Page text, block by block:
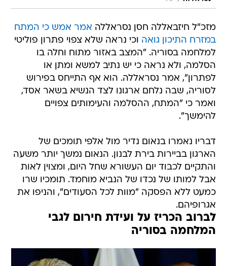
מזכ"ל חיזבאללה חסן נסראללה אמר אמש כי המתח
במזרח התיכון גואה וכי נראה שלא צפוי פתרון פוליטי
למלחמה בסוריה. "המצב באזור מתוח וחלה בו
הסלמה, ולא נראה כי יש נתיב למשא ומתן או
לפתרון", אמר נסראללה. הוא אף התייחס בפירוש
לסוריה, שבה נלחם ארגונו לצד הנשיא בשאר אסד,
ואמר כי "המתח, ההסלמה והעימותים צפויים
להימשך".
דבריו נאמרו בנאום נדיר מול אלפי תומכים של
הארגון בביירות בירת לבנון. הנאום נמשך יותר משעה
והתקיים לכבוד יום העשורא שחל היום, ומצוין לאות
אבל למותו של נכדו של הנביא מוחמד. תומכיו שרו
כמעט ללא הפסקה "מוות לכל הסעודים", והניפו את
אגרופיהם.
לברוב הכריז על ועידת חירום לגבי
המלחמה בסוריה